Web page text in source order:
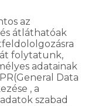
az
átláthatóak
folytatunk,
adatainak
Data
, a
szabad